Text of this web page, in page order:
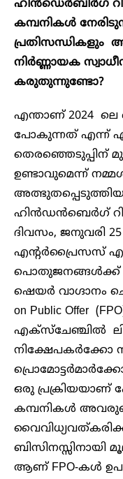
ഹിൻഡെർബിർഗ്
കമ്പനികൾ
പ്രതിസന്ധികളും
നിർണ്ണായക
കരുതുന്നുണ്ടോ?
എന്താണ് 2024 ലെ
പോകുന്നത് എന്ന്
തെരഞ്ഞെടുപ്പിന്
ഉണ്ടാവുമെന്ന് നമ്മൾ
അത്ഭുതപ്പെടുത്തിയ
ഹിൻഡൻബെർഗ്
ദിവസം, ജനുവരി
എന്റർപ്രൈസസ്
പൊതുജനങ്ങൾക്ക്
ഷെയർ വാഗ്ദാനം
on Public Offer
എക്സ്ചേഞ്ചിൽ
നിക്ഷേപകർക്കോ
ഒരു
കമ്പനികൾ
ബിസിനസ്സിനായി
ആണ് FPO-കൾ